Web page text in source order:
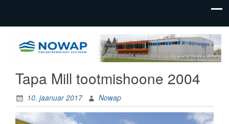
Nowap
üldehitus,
tootmishoonete
Tapa Mill tootmishoone 2004
10. jaanuar 2017 Nowap